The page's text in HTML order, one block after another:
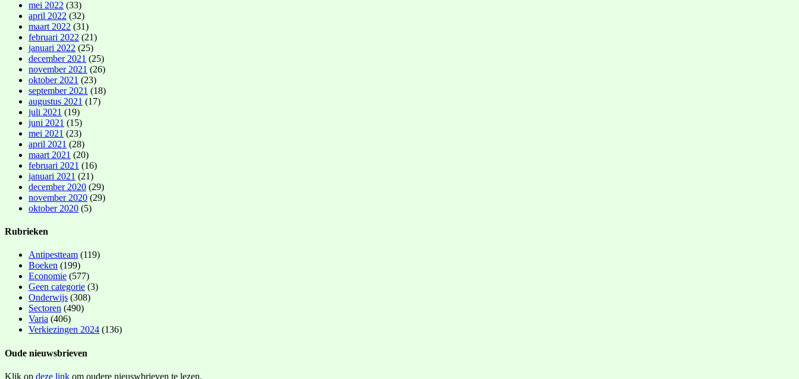
mei 2022 (33)
april 2022 (32)
maart 2022 (31)
februari 2022 (21)
januari 2022 (25)
december 2021 (25)
november 2021 (26)
oktober 2021 (23)
september 2021 (18)
augustus 2021 (17)
juli 2021 (19)
juni 2021 (15)
mei 2021 (23)
april 2021 (28)
maart 2021 (20)
februari 2021 (16)
januari 2021 (21)
december 2020 (29)
november 2020 (29)
oktober 2020 (5)
Rubrieken
Antipestteam (119)
Boeken (199)
Economie (577)
Geen categorie (3)
Onderwijs (308)
Sectoren (490)
Varia (406)
Verkiezingen 2024 (136)
Oude nieuwsbrieven
Klik op deze link om oudere nieuswbrieven te lezen.